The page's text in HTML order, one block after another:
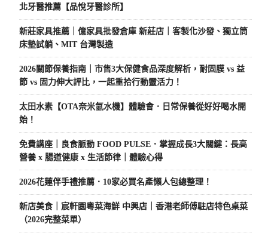
北牙醫推薦【品悅牙醫診所】
新莊家具推薦｜億家具批發倉庫 新莊店｜客製化沙發、獨立筒
床墊試躺、MIT 台灣製造
2026關節保養指南｜市售3大保健食品深度解析，耐固膜 vs 益
節 vs 固力伸大評比，一起重拾行動靈活力！
太田水素【OTA奈米氫水機】體驗會．日常保養從好好喝水開
始！
免費講座｜良食脈動 FOOD PULSE．掌握成長3大關鍵：長高
營養 x 腸道健康 x 生活節律｜體驗心得
2026花蓮伴手禮推薦．10家必買名產懶人包總整理！
新店美食｜宸軒園粵菜海鮮 中興店｜香港老師傅駐店特色桌菜
（2026完整菜單）